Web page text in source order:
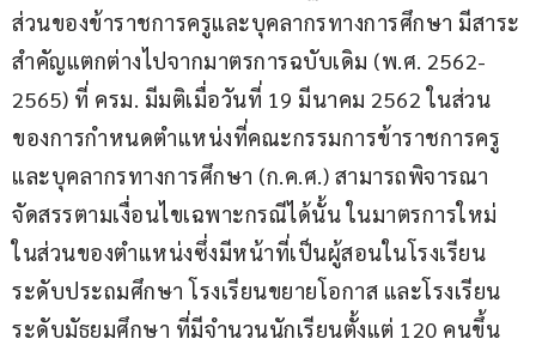
ส่วนของข้าราชการครูและบุคลากรทางการศึกษา มีสาระ
สำคัญแตกต่างไปจากมาตรการฉบับเดิม (พ.ศ. 2562-
2565) ที่ ครม. มีมติเมื่อวันที่ 19 มีนาคม 2562 ในส่วน
ของการกำหนดตำแหน่งที่คณะกรรมการข้าราชการครู
และบุคลากรทางการศึกษา (ก.ค.ศ.) สามารถพิจารณา
จัดสรรตามเงื่อนไขเฉพาะกรณีได้นั้น ในมาตรการใหม่
ในส่วนของตำแหน่งซึ่งมีหน้าที่เป็นผู้สอนในโรงเรียน
ระดับประถมศึกษา โรงเรียนขยายโอกาส และโรงเรียน
ระดับมัธยมศึกษา ที่มีจำนวนนักเรียนตั้งแต่ 120 คนขึ้น